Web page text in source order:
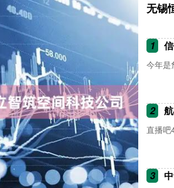
无锡
1
今年是
2
直播吧
3